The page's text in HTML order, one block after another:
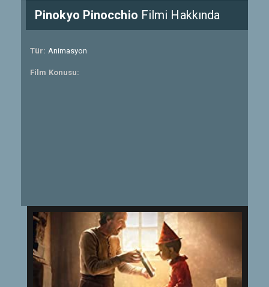
Pinokyo Pinocchio Filmi Hakkında
Tür: Animasyon
Film Konusu: